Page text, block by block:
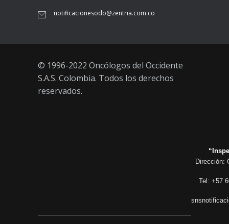
notificacionesodo@zentria.com.co
© 1996-2022 Oncólogos del Occidente
S.A.S. Colombia. Todos los derechos
reservados.
Dirección:
Tel: +57